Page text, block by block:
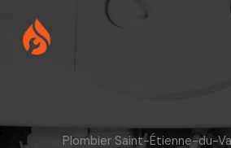
contenu
Plombier Saint-Étienne-du-